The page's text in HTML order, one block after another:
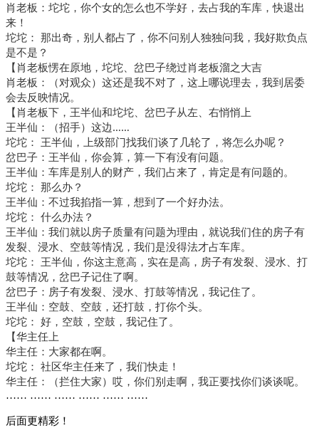
肖老板：坨坨，你个女的怎么也不学好，去占我的车库，快退出
来！
坨坨： 那出奇，别人都占了，你不问别人独独问我，我好欺负点
是不是？
【肖老板愣在原地，坨坨、岔巴子绕过肖老板溜之大吉
肖老板：（对观众）这还是我不对了，这上哪说理去，我到居委
会去反映情况。
【肖老板下，王半仙和坨坨、岔巴子从左、右悄悄上
王半仙：（招手）这边……
坨坨： 王半仙，上级部门找我们谈了几轮了，将怎么办呢？
岔巴子：王半仙，你会算，算一下有没有问题。
王半仙：车库是别人的财产，我们占来了，肯定是有问题的。
坨坨： 那么办？
王半仙：不过我掐指一算，想到了一个好办法。
坨坨： 什么办法？
王半仙：我们就以房子质量有问题为理由，就说我们住的房子有
发裂、浸水、空鼓等情况，我们是没得法才占车库。
坨坨： 王半仙，你这主意高，实在是高，房子有发裂、浸水、打
鼓等情况，岔巴子记住了啊。
岔巴子：房子有发裂、浸水、打鼓等情况，我记住了。
王半仙：空鼓、空鼓，还打鼓，打你个头。
坨坨： 好，空鼓，空鼓，我记住了。
【华主任上
华主任：大家都在啊。
坨坨： 社区华主任来了，我们快走！
华主任：（拦住大家）哎，你们别走啊，我正要找你们谈谈呢。
…… …… …… …… …… ……
后面更精彩！